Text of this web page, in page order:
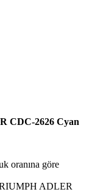
CDC-2626 Cyan
oranına göre
ADLER